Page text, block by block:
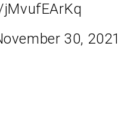
30, 2021